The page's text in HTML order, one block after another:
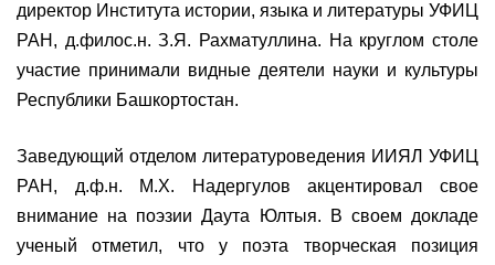
директор Института истории, языка и литературы УФИЦ
РАН, д.филос.н. З.Я. Рахматуллина. На круглом столе
участие принимали видные деятели науки и культуры
Республики Башкортостан.
Заведующий отделом литературоведения ИИЯЛ УФИЦ
РАН, д.ф.н. М.Х. Надергулов акцентировал свое
внимание на поэзии Даута Юлтыя. В своем докладе
ученый отметил, что у поэта творческая позиция